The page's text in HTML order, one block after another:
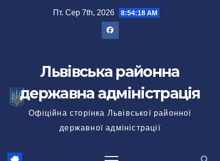
Пт. Сер 7th, 2026 8:54:18 AM
Львівська районна
державна адміністрація
Офіційна сторінка Львівської районної
державної адміністрації